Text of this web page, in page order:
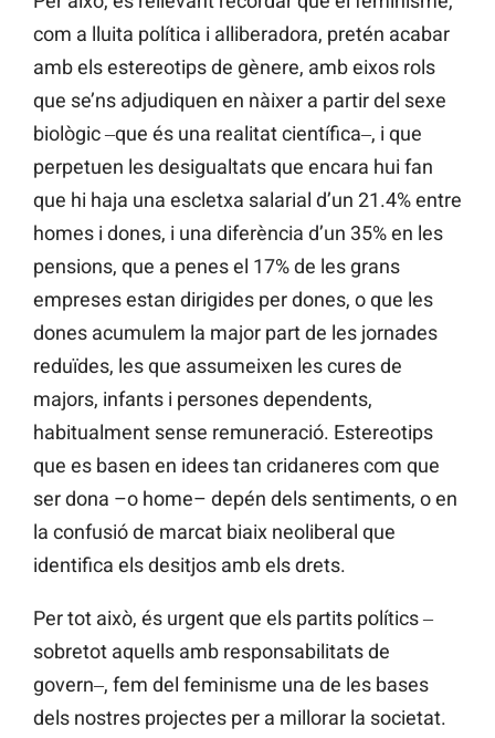
com a lluita política i alliberadora, pretén acabar
amb els estereotips de gènere, amb eixos rols
que se’ns adjudiquen en nàixer a partir del sexe
biològic ‒que és una realitat científica‒, i que
perpetuen les desigualtats que encara hui fan
que hi haja una escletxa salarial d’un 21.4% entre
homes i dones, i una diferència d’un 35% en les
pensions, que a penes el 17% de les grans
empreses estan dirigides per dones, o que les
dones acumulem la major part de les jornades
reduïdes, les que assumeixen les cures de
majors, infants i persones dependents,
habitualment sense remuneració. Estereotips
que es basen en idees tan cridaneres com que
ser dona –o home– depén dels sentiments, o en
la confusió de marcat biaix neoliberal que
identifica els desitjos amb els drets.
Per tot això, és urgent que els partits polítics ‒
sobretot aquells amb responsabilitats de
govern‒, fem del feminisme una de les bases
dels nostres projectes per a millorar la societat.